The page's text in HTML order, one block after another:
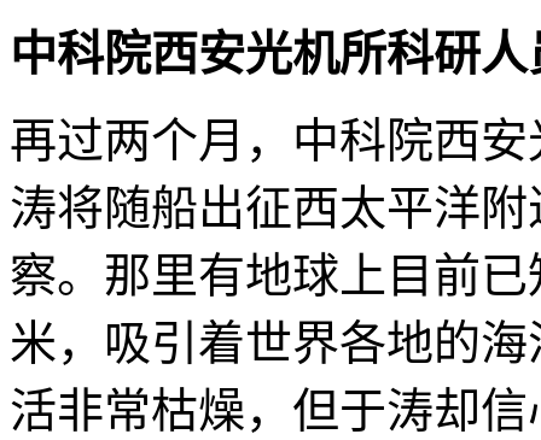
中科院西安光机所科研
再过两个月，中科院西
涛将随船出征西太平洋
察。那里有地球上目前
米，吸引着世界各地的
活非常枯燥，但于涛却